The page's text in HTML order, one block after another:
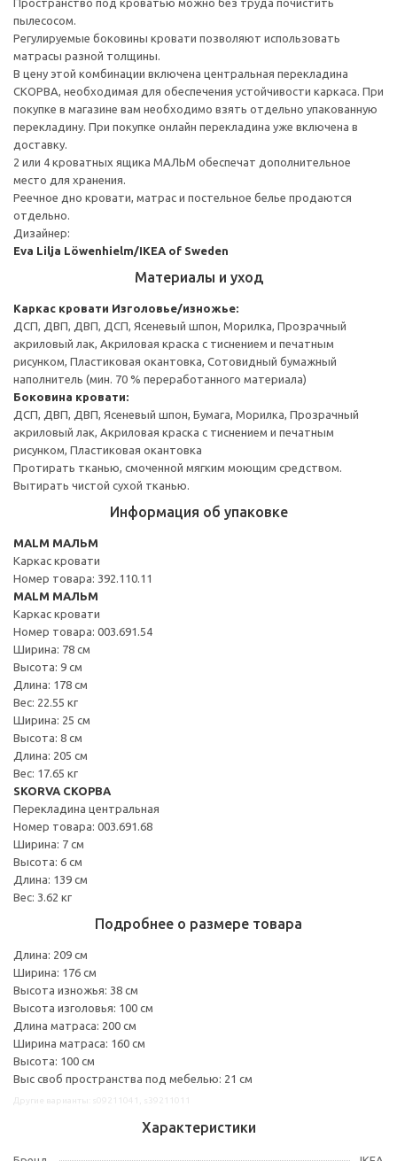
пылесосом.
Регулируемые боковины кровати позволяют использовать
матрасы разной толщины.
В цену этой комбинации включена центральная перекладина
СКОРВА, необходимая для обеспечения устойчивости каркаса. При
покупке в магазине вам необходимо взять отдельно упакованную
перекладину. При покупке онлайн перекладина уже включена в
доставку.
2 или 4 кроватных ящика МАЛЬМ обеспечат дополнительное
место для хранения.
Реечное дно кровати, матрас и постельное белье продаются
отдельно.
Дизайнер:
Eva Lilja Löwenhielm/IKEA of Sweden
Материалы и уход
Каркас кровати Изголовье/изножье:
ДСП, ДВП, ДВП, ДСП, Ясеневый шпон, Морилка, Прозрачный
акриловый лак, Акриловая краска с тиснением и печатным
рисунком, Пластиковая окантовка, Сотовидный бумажный
наполнитель (мин. 70 % переработанного материала)
Боковина кровати:
ДСП, ДВП, ДВП, Ясеневый шпон, Бумага, Морилка, Прозрачный
акриловый лак, Акриловая краска с тиснением и печатным
рисунком, Пластиковая окантовка
Протирать тканью, смоченной мягким моющим средством.
Вытирать чистой сухой тканью.
Информация об упаковке
MALM МАЛЬМ
Каркас кровати
Номер товара: 392.110.11
MALM МАЛЬМ
Каркас кровати
Номер товара: 003.691.54
Ширина: 78 см
Высота: 9 см
Длина: 178 см
Вес: 22.55 кг
Ширина: 25 см
Высота: 8 см
Длина: 205 см
Вес: 17.65 кг
SKORVA СКОРВА
Перекладина центральная
Номер товара: 003.691.68
Ширина: 7 см
Высота: 6 см
Длина: 139 см
Вес: 3.62 кг
Подробнее о размере товара
Длина: 209 см
Ширина: 176 см
Высота изножья: 38 см
Высота изголовья: 100 см
Длина матраса: 200 см
Ширина матраса: 160 см
Высота: 100 см
Выс своб пространства под мебелью: 21 см
Характеристики